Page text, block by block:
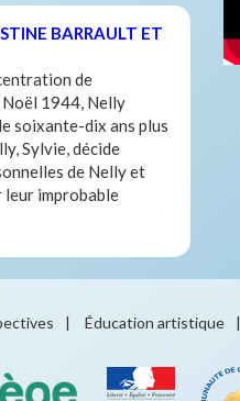
BARRAULT ET
de
Noël 1944, Nelly
soixante-dix ans plus
Sylvie, décide
de Nelly et
leur improbable
| Éducation artistique |